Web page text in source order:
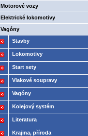
Motorové vozy
Elektrické lokomotivy
Vagóny
Stavby
Lokomotivy
Start sety
Vlakové soupravy
Vagóny
Kolejový systém
Literatura
Krajina, příroda